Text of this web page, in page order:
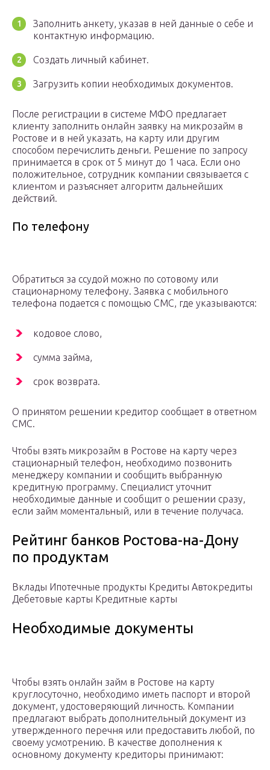
Заполнить анкету, указав в ней данные о себе и
контактную информацию.
Создать личный кабинет.
Загрузить копии необходимых документов.
После регистрации в системе МФО предлагает
клиенту заполнить онлайн заявку на микрозайм в
Ростове и в ней указать, на карту или другим
способом перечислить деньги. Решение по запросу
принимается в срок от 5 минут до 1 часа. Если оно
положительное, сотрудник компании связывается с
клиентом и разъясняет алгоритм дальнейших
действий.
По телефону
Обратиться за ссудой можно по сотовому или
стационарному телефону. Заявка с мобильного
телефона подается с помощью СМС, где указываются:
кодовое слово,
сумма займа,
срок возврата.
О принятом решении кредитор сообщает в ответном
СМС.
Чтобы взять микрозайм в Ростове на карту через
стационарный телефон, необходимо позвонить
менеджеру компании и сообщить выбранную
кредитную программу. Специалист уточнит
необходимые данные и сообщит о решении сразу,
если займ моментальный, или в течение получаса.
Рейтинг банков Ростова-на-Дону
по продуктам
Вклады Ипотечные продукты Кредиты Автокредиты
Дебетовые карты Кредитные карты
Необходимые документы
Чтобы взять онлайн займ в Ростове на карту
круглосуточно, необходимо иметь паспорт и второй
документ, удостоверяющий личность. Компании
предлагают выбрать дополнительный документ из
утвержденного перечня или предоставить любой, по
своему усмотрению. В качестве дополнения к
основному документу кредиторы принимают: